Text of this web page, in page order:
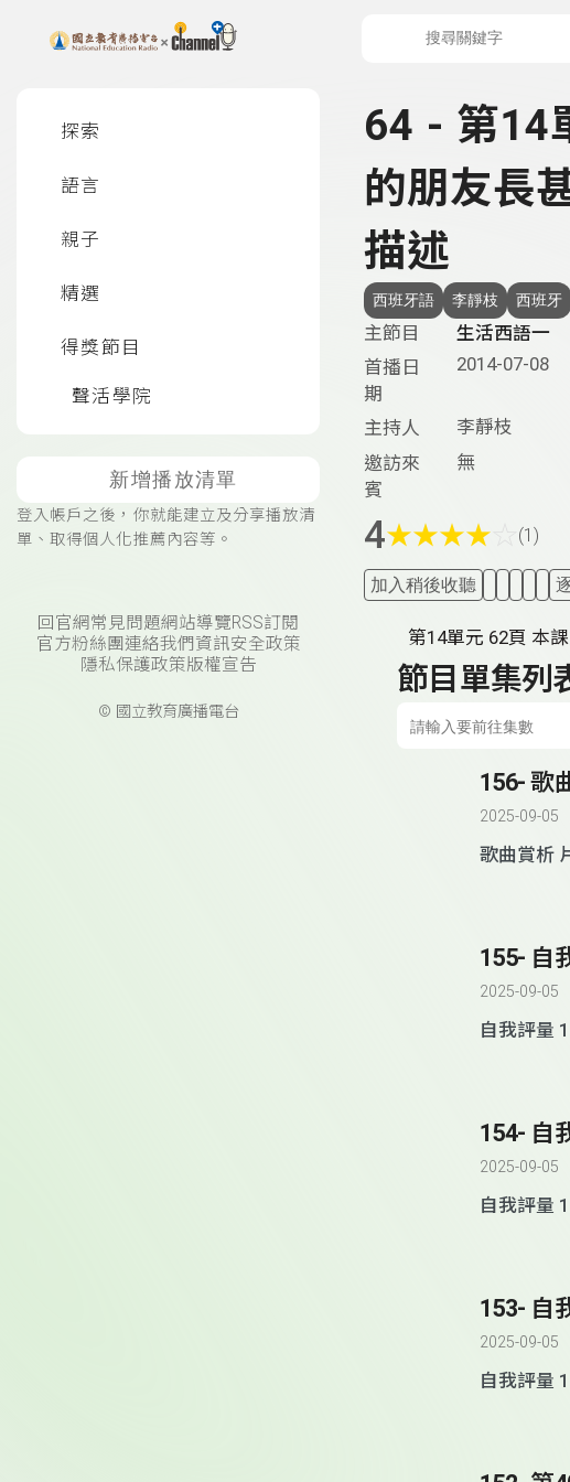
上方功能區塊
探索
語言
親子
精選
得獎節目
聲活學院
新增播放清單
登入帳戶之後，你就能建立及分享播放清
單、取得個人化推薦內容等。
回官網常見問題網站導覽RSS訂閱
官方粉絲團連絡我們 資訊安全政策
隱私保護政策版權宣告
© 國立教育廣播電台
64 - 第14
的朋友長
描述
西班牙語 李靜枝 西班牙
主節目
生活西語一
首播日
期
2014-07-08
主持人
李靜枝
邀訪來
賓
無
4★★★★ (1)
加入稍後收聽
第14單元 62頁 本
節目單集列
2025-09-05
155- 自
2025-09-05
154- 自
2025-09-05
153- 自
2025-09-05
自我評量